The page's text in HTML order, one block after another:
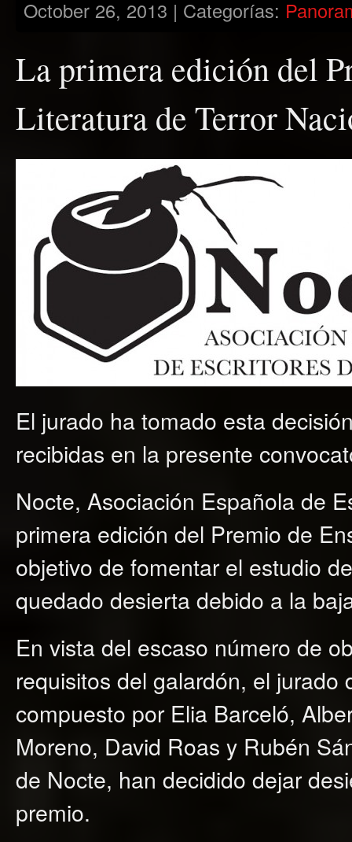
October 26, 2013 | Categorías:
La primera edición del
Literatura de Terror
El jurado ha tomado esta
recibidas en la presente
Nocte, Asociación Española de
primera edición del Premio de
objetivo de fomentar el estudio
quedado desierta debido a la
En vista del escaso número de
requisitos del galardón, el
compuesto por Elia Barceló,
Moreno, David Roas y Rubén
de Nocte, han decidido dejar
premio.